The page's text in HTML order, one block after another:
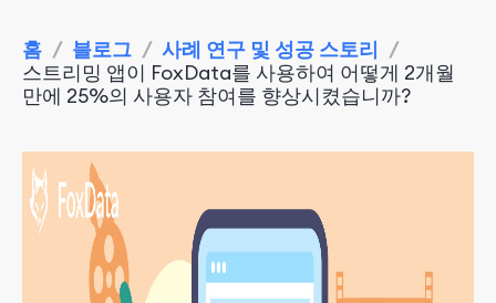
홈 / 블로그 / 사례 연구 및 성공 스토리 /
스트리밍 앱이 FoxData를 사용하여 어떻게 2개월
만에 25%의 사용자 참여를 향상시켰습니까?